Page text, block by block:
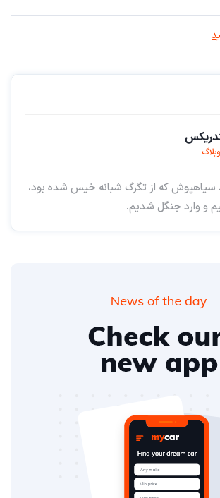
سیاهپوش که از تگرگ شبانه خیس شده بود،
و وارد جنگل شدیم.